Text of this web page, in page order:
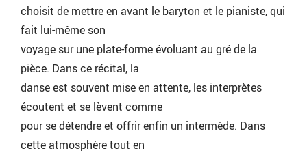
choisit de mettre en avant le baryton et le pianiste, qui
fait lui-même son
voyage sur une plate-forme évoluant au gré de la
pièce. Dans ce récital, la
danse est souvent mise en attente, les interprètes
écoutent et se lèvent comme
pour se détendre et offrir enfin un intermède. Dans
cette atmosphère tout en